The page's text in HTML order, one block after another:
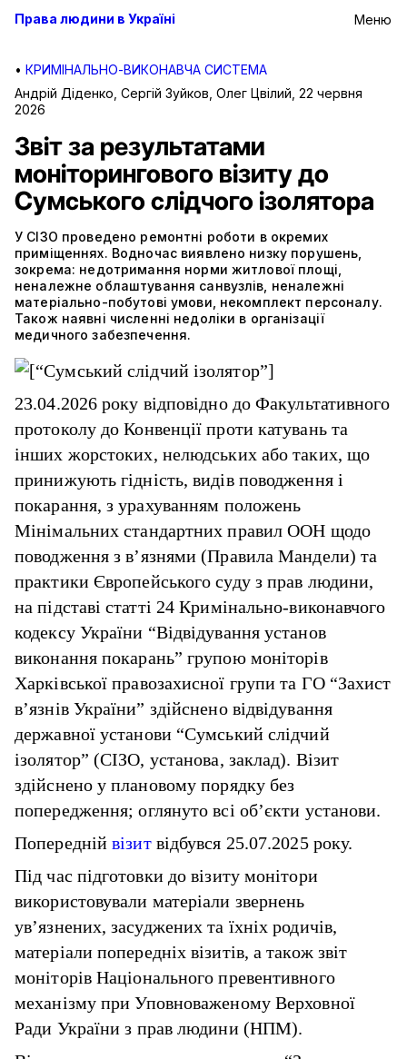
Меню
Права людини в Україні
• КРИМІНАЛЬНО-ВИКОНАВЧА СИСТЕМА
Андрій Діденко, Сергій Зуйков, Олег Цвілий 22 червня
2026
Звіт за результатами
моніторингового візиту до
Сумського слідчого ізолятора
У СІЗО проведено ремонтні роботи в окремих
приміщеннях. Водночас виявлено низку порушень,
зокрема: недотримання норми житлової площі,
неналежне облаштування санвузлів, неналежні
матеріально-побутові умови, некомплект персоналу.
Також наявні численні недоліки в організації
медичного забезпечення.
23.04.2026 року відповідно до Факультативного
протоколу до Конвенції проти катувань та
інших жорстоких, нелюдських або таких, що
принижують гідність, видів поводження і
покарання, з урахуванням положень
Мінімальних стандартних правил ООН щодо
поводження з в’язнями (Правила Мандели) та
практики Європейського суду з прав людини,
на підставі статті 24 Кримінально-виконавчого
кодексу України “Відвідування установ
виконання покарань” групою моніторів
Харківської правозахисної групи та ГО “Захист
в’язнів України” здійснено відвідування
державної установи “Сумський слідчий
ізолятор” (СІЗО, установа, заклад). Візит
здійснено у плановому порядку без
попередження; оглянуто всі об’єкти установи.
Попереднійвізитвідбувся 25.07.2025 року.
Під час підготовки до візиту монітори
використовували матеріали звернень
ув’язнених, засуджених та їхніх родичів,
матеріали попередніх візитів, а також звіт
моніторів Національного превентивного
механізму при Уповноваженому Верховної
Ради України з прав людини (НПМ).